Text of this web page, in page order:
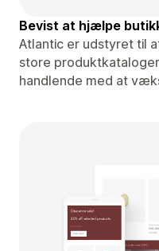
Bevist at hjælpe
Atlantic er udstyret til
store
handlende med at